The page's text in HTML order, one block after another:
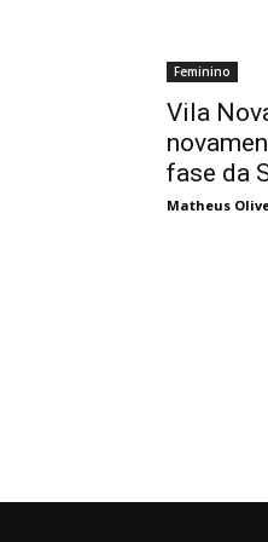
Feminino
Vila
fase da
Matheus